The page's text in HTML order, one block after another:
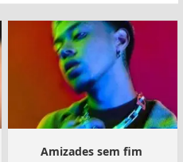
Amizades sem fim ️